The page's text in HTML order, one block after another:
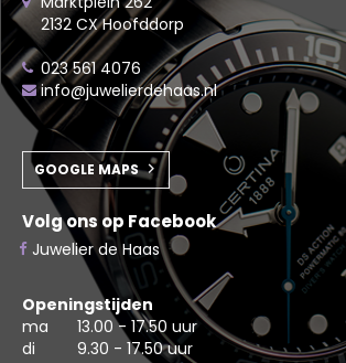
2132 CX Hoofddorp
023 561 4076
info@juwelierdehaas.nl
GOOGLE MAPS
Volg ons op Facebook
Juwelier de Haas
Openingstijden
ma
13.00 - 17.50 uur
di
9.30 - 17.50 uur